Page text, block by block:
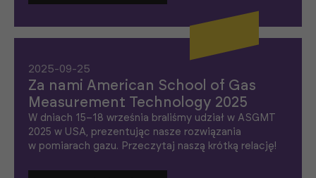
2025-09-25
Za nami American School of Gas
Measurement Technology 2025
W dniach 15–18 września braliśmy udział w ASGMT
2025 w USA, prezentując nasze rozwiązania
w pomiarach gazu. Przeczytaj naszą krótką relację!